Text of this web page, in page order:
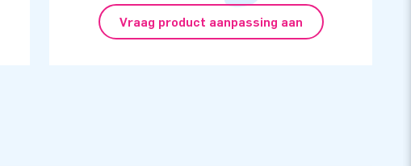
Vraag product aanpassing aan